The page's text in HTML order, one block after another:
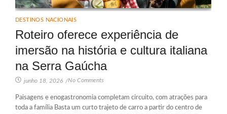
DESTINOS NACIONAIS
Roteiro oferece experiência de
imersão na história e cultura italiana
na Serra Gaúcha
junho 18, 2026 /No Comments
Paisagens e enogastronomia completam circuito, com atrações para
toda a família Basta um curto trajeto de carro a partir do centro de